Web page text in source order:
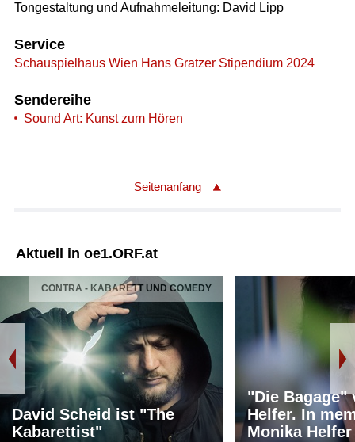
Tongestaltung und Aufnahmeleitung: David Lipp
Service
Schauspielhaus Wien Hans Gratzer Stipendium 2024
Sendereihe
Sound Art: Kunst zum Hören
Seitenanfang
Aktuell in oe1.ORF.at
CONTRA - KABARETT UND COMEDY
David Scheid ist "The
Kabarettist"
"Die Bagage"
Helfer. In
Monika Helfer